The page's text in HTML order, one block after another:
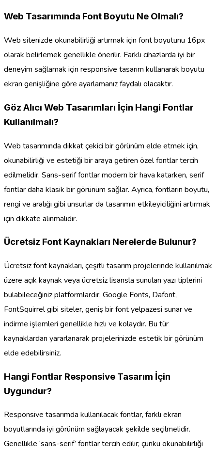
Web Tasarımında Font Boyutu Ne Olmalı?
Web sitenizde okunabilirliği artırmak için font boyutunu 16px
olarak belirlemek genellikle önerilir. Farklı cihazlarda iyi bir
deneyim sağlamak için responsive tasarım kullanarak boyutu
ekran genişliğine göre ayarlamanız faydalı olacaktır.
Göz Alıcı Web Tasarımları İçin Hangi Fontlar
Kullanılmalı?
Web tasarımında dikkat çekici bir görünüm elde etmek için,
okunabilirliği ve estetiği bir araya getiren özel fontlar tercih
edilmelidir. Sans-serif fontlar modern bir hava katarken, serif
fontlar daha klasik bir görünüm sağlar. Ayrıca, fontların boyutu,
rengi ve aralığı gibi unsurlar da tasarımın etkileyiciliğini artırmak
için dikkate alınmalıdır.
Ücretsiz Font Kaynakları Nerelerde Bulunur?
Ücretsiz font kaynakları, çeşitli tasarım projelerinde kullanılmak
üzere açık kaynak veya ücretsiz lisansla sunulan yazı tiplerini
bulabileceğiniz platformlardır. Google Fonts, Dafont,
FontSquirrel gibi siteler, geniş bir font yelpazesi sunar ve
indirme işlemleri genellikle hızlı ve kolaydır. Bu tür
kaynaklardan yararlanarak projelerinizde estetik bir görünüm
elde edebilirsiniz.
Hangi Fontlar Responsive Tasarım İçin
Uygundur?
Responsive tasarımda kullanılacak fontlar, farklı ekran
boyutlarında iyi görünüm sağlayacak şekilde seçilmelidir.
Genellikle ‘sans-serif’ fontlar tercih edilir; çünkü okunabilirliği